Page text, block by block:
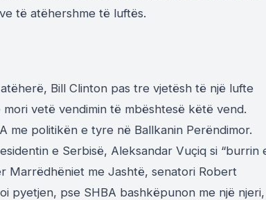
të atëhershme të luftës.
Bill Clinton pas tre vjetësh të një lufte
vetë vendimin të mbështesë këtë vend.
me politikën e tyre në Ballkanin Perëndimor.
e Serbisë, Aleksandar Vuçiq si “burrin
Marrëdhëniet me Jashtë, senatori Robert
pyetjen, pse SHBA bashkëpunon me një